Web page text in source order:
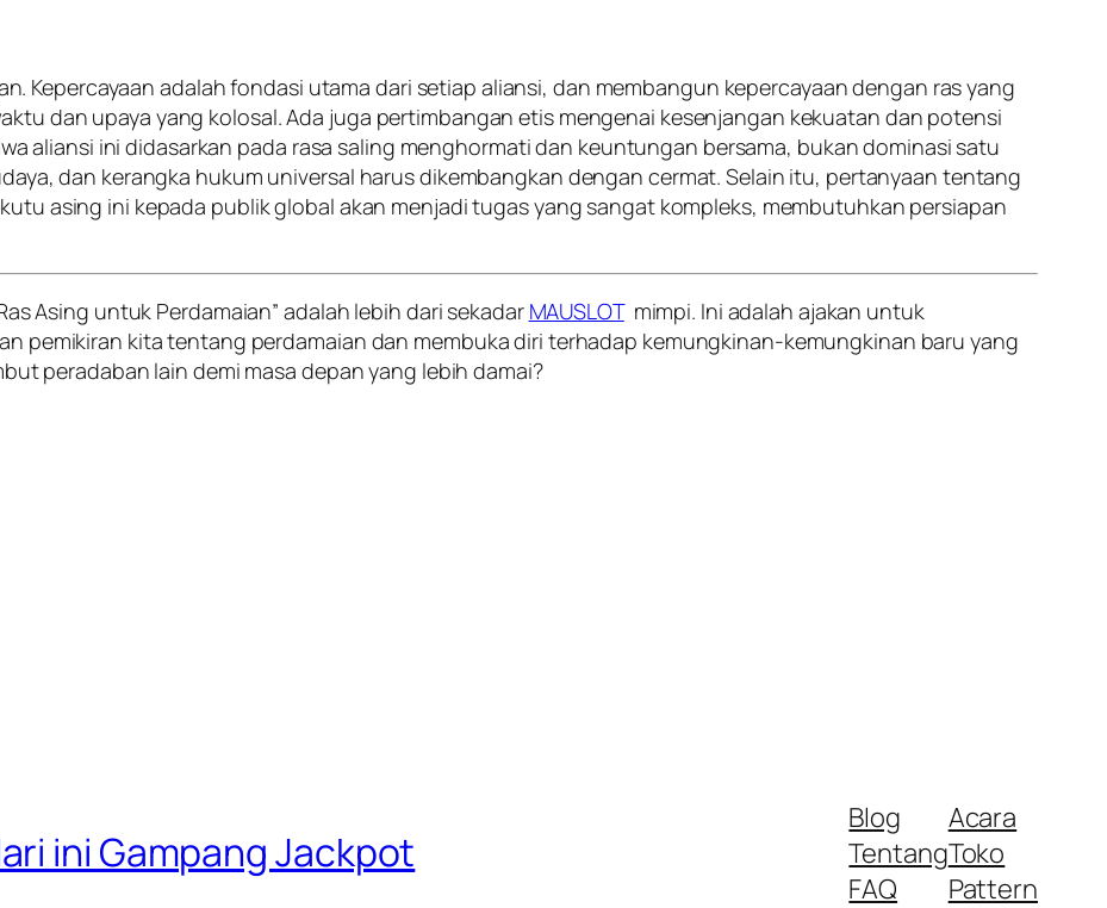
Kepercayaan adalah fondasi utama dari setiap aliansi, dan membangun kepercayaan dengan ras yang
dan upaya yang kolosal. Ada juga pertimbangan etis mengenai kesenjangan kekuatan dan potensi
aliansi ini didasarkan pada rasa saling menghormati dan keuntungan bersama, bukan dominasi satu
dan kerangka hukum universal harus dikembangkan dengan cermat. Selain itu, pertanyaan tentang
asing ini kepada publik global akan menjadi tugas yang sangat kompleks, membutuhkan persiapan
Asing untuk Perdamaian” adalah lebih dari sekadar MAUSLOTmimpi. Ini adalah ajakan untuk
pemikiran kita tentang perdamaian dan membuka diri terhadap kemungkinan-kemungkinan baru yang
peradaban lain demi masa depan yang lebih damai?
ini Gampang Jackpot
Blog
Tentang
FAQ
Acara
Toko
Pattern